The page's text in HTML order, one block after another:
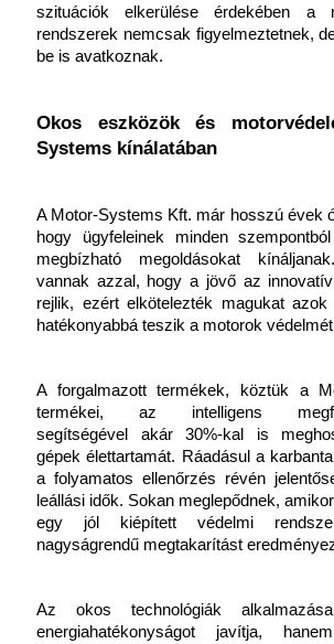
szituációk elkerülése érdekében a
rendszerek nemcsak figyelmeztetnek,
be is avatkoznak.
Okos eszközök és
Systems kínálatában
A Motor-Systems Kft. már hosszú évek
hogy ügyfeleinek minden
megbízható megoldásokat
vannak azzal, hogy a jövő az innovatív
rejlik, ezért elkötelezték magukat azok
hatékonyabbá teszik a motorok
A forgalmazott termékek, köztük a
termékei, az intelligens
segítségével akár 30%-kal is
gépek élettartamát. Ráadásul a
a folyamatos ellenőrzés révén
leállási idők. Sokan meglepődnek,
egy jól kiépített védelmi
nagyságrendű megtakarítást
Az okos technológiák
energiahatékonyságot javítja,